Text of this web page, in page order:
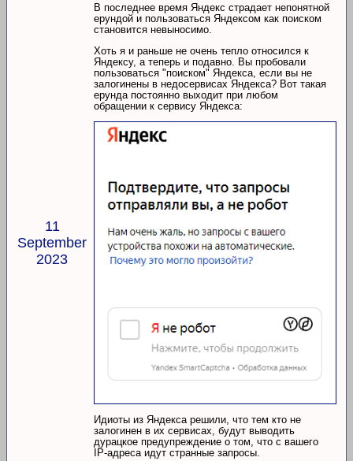
11
September
2023
В последнее время Яндекс страдает непонятной
ерундой и пользоваться Яндексом как поиском
становится невыносимо.
Хоть я и раньше не очень тепло относился к
Яндексу, а теперь и подавно. Вы пробовали
пользоваться "поиском" Яндекса, если вы не
залогинены в недосервисах Яндекса? Вот такая
ерунда постоянно выходит при любом
обращении к сервису Яндекса:
Идиоты из Яндекса решили, что тем кто не
залогинен в их сервисах, будут выводить
дурацкое предупреждение о том, что с вашего
IP-адреса идут странные запросы.